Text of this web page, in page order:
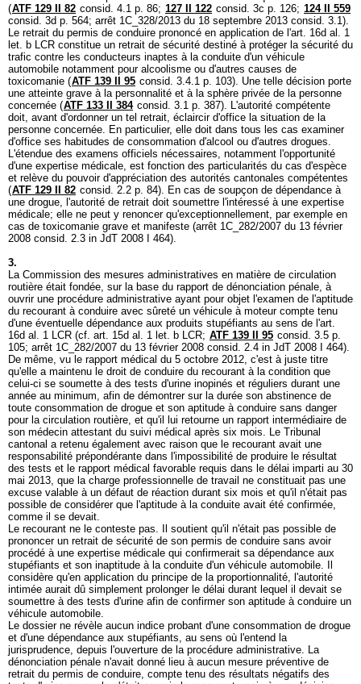
(ATF 129 II 82 consid. 4.1 p. 86; 127 II 122 consid. 3c p. 126; 124 II 559
consid. 3d p. 564; arrêt 1C_328/2013 du 18 septembre 2013 consid. 3.1).
Le retrait du permis de conduire prononcé en application de l'art. 16d al. 1
let. b LCR constitue un retrait de sécurité destiné à protéger la sécurité du
trafic contre les conducteurs inaptes à la conduite d'un véhicule
automobile notamment pour alcoolisme ou d'autres causes de
toxicomanie (ATF 139 II 95 consid. 3.4.1 p. 103). Une telle décision porte
une atteinte grave à la personnalité et à la sphère privée de la personne
concernée (ATF 133 II 384 consid. 3.1 p. 387). L'autorité compétente
doit, avant d'ordonner un tel retrait, éclaircir d'office la situation de la
personne concernée. En particulier, elle doit dans tous les cas examiner
d'office ses habitudes de consommation d'alcool ou d'autres drogues.
L'étendue des examens officiels nécessaires, notamment l'opportunité
d'une expertise médicale, est fonction des particularités du cas d'espèce
et relève du pouvoir d'appréciation des autorités cantonales compétentes
(ATF 129 II 82 consid. 2.2 p. 84). En cas de soupçon de dépendance à
une drogue, l'autorité de retrait doit soumettre l'intéressé à une expertise
médicale; elle ne peut y renoncer qu'exceptionnellement, par exemple en
cas de toxicomanie grave et manifeste (arrêt 1C_282/2007 du 13 février
2008 consid. 2.3 in JdT 2008 I 464).
3.
La Commission des mesures administratives en matière de circulation
routière était fondée, sur la base du rapport de dénonciation pénale, à
ouvrir une procédure administrative ayant pour objet l'examen de l'aptitude
du recourant à conduire avec sûreté un véhicule à moteur compte tenu
d'une éventuelle dépendance aux produits stupéfiants au sens de l'art.
16d al. 1 LCR (cf. art. 15d al. 1 let. b LCR; ATF 139 II 95 consid. 3.5 p.
105; arrêt 1C_282/2007 du 13 février 2008 consid. 2.4 in JdT 2008 I 464).
De même, vu le rapport médical du 5 octobre 2012, c'est à juste titre
qu'elle a maintenu le droit de conduire du recourant à la condition que
celui-ci se soumette à des tests d'urine inopinés et réguliers durant une
année au minimum, afin de démontrer sur la durée son abstinence de
toute consommation de drogue et son aptitude à conduire sans danger
pour la circulation routière, et qu'il lui retourne un rapport intermédiaire de
son médecin attestant du suivi médical après six mois. Le Tribunal
cantonal a retenu également avec raison que le recourant avait une
responsabilité prépondérante dans l'impossibilité de produire le résultat
des tests et le rapport médical favorable requis dans le délai imparti au 30
mai 2013, que la charge professionnelle de travail ne constituait pas une
excuse valable à un défaut de réaction durant six mois et qu'il n'était pas
possible de considérer que l'aptitude à la conduite avait été confirmée,
comme il se devait.
Le recourant ne le conteste pas. Il soutient qu'il n'était pas possible de
prononcer un retrait de sécurité de son permis de conduire sans avoir
procédé à une expertise médicale qui confirmerait sa dépendance aux
stupéfiants et son inaptitude à la conduite d'un véhicule automobile. Il
considère qu'en application du principe de la proportionnalité, l'autorité
intimée aurait dû simplement prolonger le délai durant lequel il devait se
soumettre à des tests d'urine afin de confirmer son aptitude à conduire un
véhicule automobile.
Le dossier ne révèle aucun indice probant d'une consommation de drogue
et d'une dépendance aux stupéfiants, au sens où l'entend la
jurisprudence, depuis l'ouverture de la procédure administrative. La
dénonciation pénale n'avait donné lieu à aucun mesure préventive de
retrait du permis de conduire, compte tenu des résultats négatifs des